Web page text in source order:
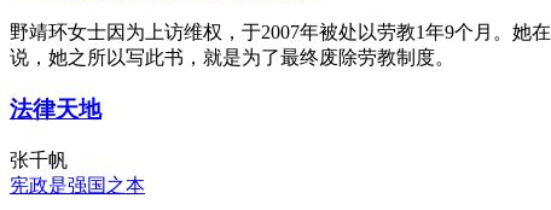
野靖环女士因为上访维权，于2007年被处以劳教1年9个月。
说，她之所以写此书，就是为了最终废除劳教制度。
法律天地
张千帆
宪政是强国之本